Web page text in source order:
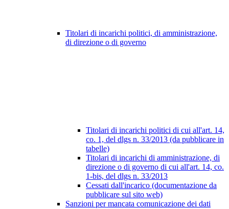
Titolari di incarichi politici, di amministrazione,
di direzione o di governo
Titolari di incarichi politici di cui all'art. 14,
co. 1, del dlgs n. 33/2013 (da pubblicare in
tabelle)
Titolari di incarichi di amministrazione, di
direzione o di governo di cui all'art. 14, co.
1-bis, del dlgs n. 33/2013
Cessati dall'incarico (documentazione da
pubblicare sul sito web)
Sanzioni per mancata comunicazione dei dati